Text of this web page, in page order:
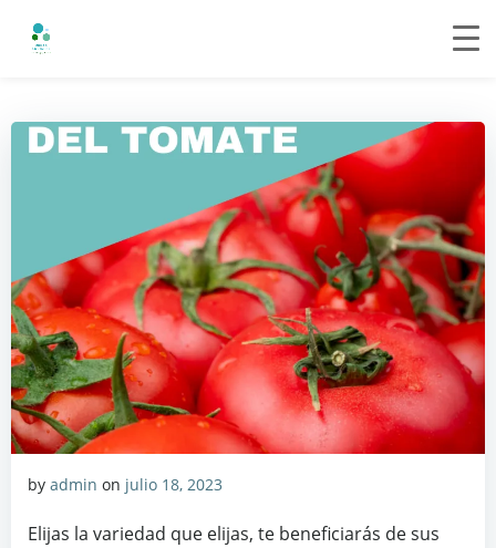
al
contenido
by admin on julio 18, 2023
Elijas la variedad que elijas, te beneficiarás de sus